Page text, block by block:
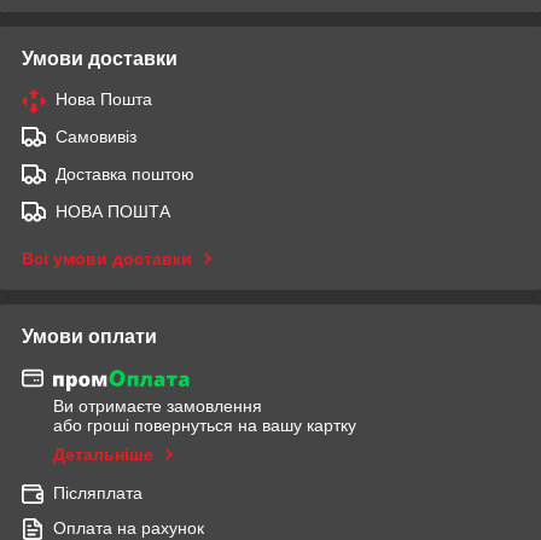
Умови доставки
Нова Пошта
Самовивіз
Доставка поштою
НОВА ПОШТА
Всі умови доставки
Умови оплати
Ви отримаєте замовлення
або гроші повернуться на вашу картку
Детальніше
Післяплата
Оплата на рахунок